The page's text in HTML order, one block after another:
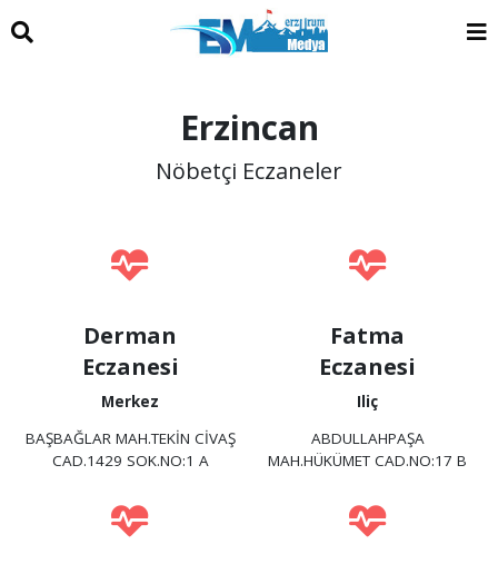
Erzincan
Nöbetçi Eczaneler
Derman
Eczanesi
Merkez
BAŞBAĞLAR MAH.TEKİN CİVAŞ
CAD.1429 SOK.NO:1 A
Fatma
Eczanesi
Iliç
ABDULLAHPAŞA
MAH.HÜKÜMET CAD.NO:17 B